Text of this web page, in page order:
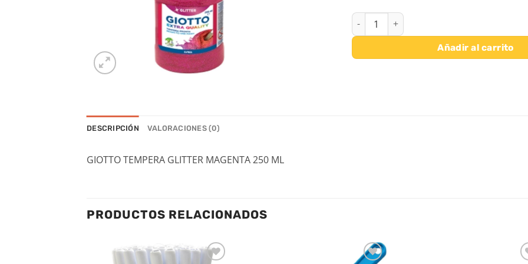
GIOTTO TEMPERA GLITTER MAGENTA 250
Añadir al carrito
DESCRIPCIÓN VALORACIONES (0)
GIOTTO TEMPERA GLITTER MAGENTA 250 ML
PRODUCTOS RELACIONADOS